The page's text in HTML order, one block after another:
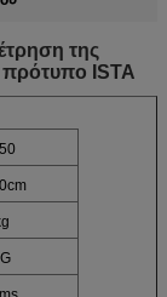
της
πρότυπο ISTA